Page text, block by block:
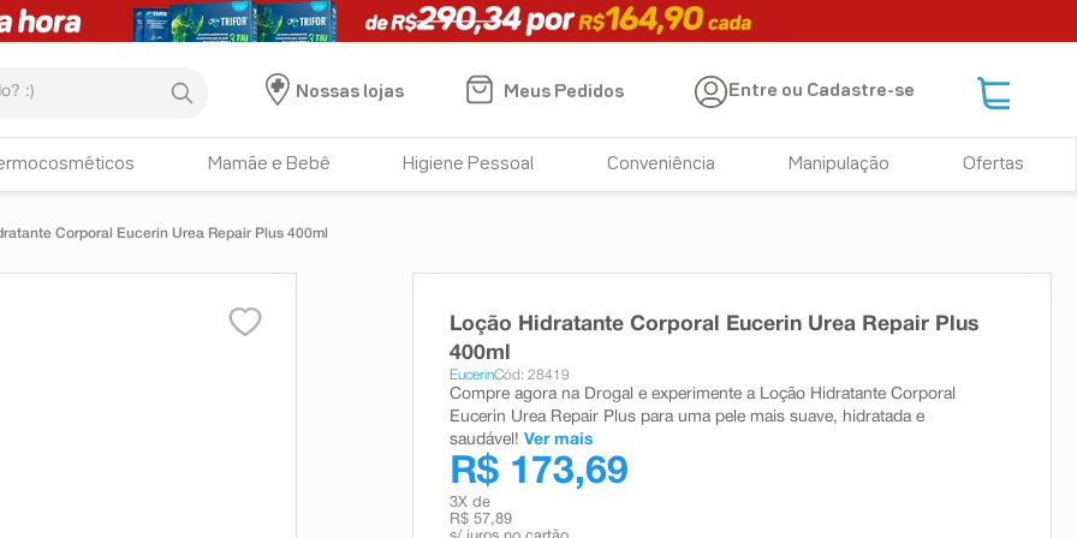
Nossas lojas
Meus Pedidos Entre ou Cadastre-se
Mamãe e Bebê Higiene Pessoal Conveniência Manipulação Ofertas
Corporal Eucerin Urea Repair Plus 400ml
Loção Hidratante Corporal Eucerin Urea Repair Plus
400ml
EucerinCód: 28419
Compre agora na Drogal e experimente a Loção Hidratante Corporal
Eucerin Urea Repair Plus para uma pele mais suave, hidratada e
saudável! Ver mais
R$ 173,69
3X de
R$ 57,89